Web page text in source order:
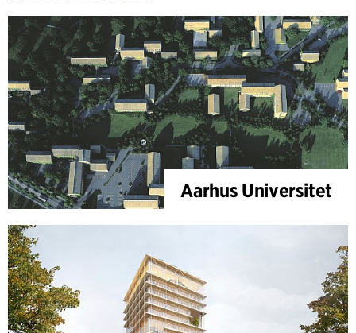
Aarhus Universitet